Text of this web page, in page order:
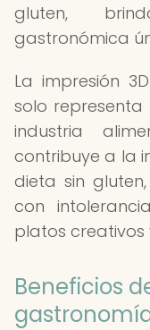
gluten,
gastronómica
La impresión
solo
industria
contribuye a la
dieta sin
con
platos creativos
Beneficios